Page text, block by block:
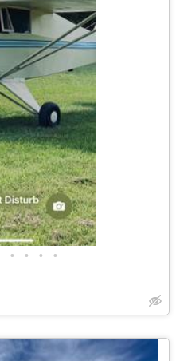
• • • •